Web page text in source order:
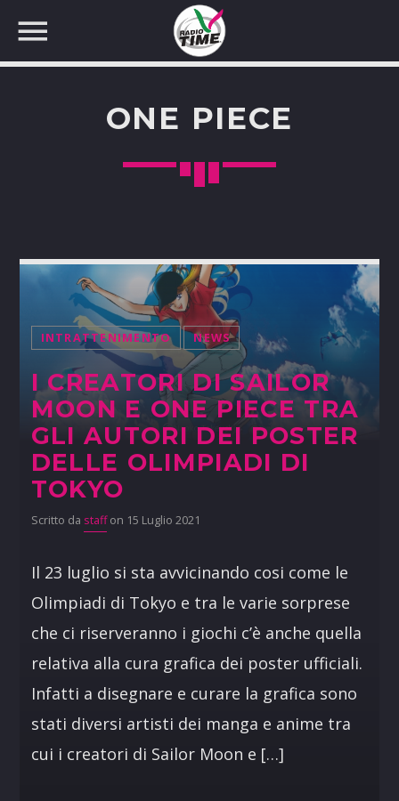
ONE PIECE
INTRATTENIMENTO NEWS
I CREATORI DI SAILOR
MOON E ONE PIECE TRA
GLI AUTORI DEI POSTER
DELLE OLIMPIADI DI
TOKYO
Scritto da staffon 15 Luglio 2021
Il 23 luglio si sta avvicinando cosi come le
Olimpiadi di Tokyo e tra le varie sorprese
che ci riserveranno i giochi c’è anche quella
relativa alla cura grafica dei poster ufficiali.
Infatti a disegnare e curare la grafica sono
stati diversi artisti dei manga e anime tra
cui i creatori di Sailor Moon e […]